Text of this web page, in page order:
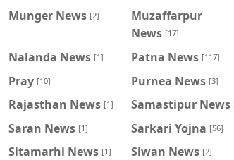
Munger News [2]
Muzaffarpur
News [17]
Nalanda News [1] Patna News [117]
Pray [10] Purnea News [3]
Rajasthan News [1] Samastipur News
Saran News [1] Sarkari Yojna [56]
Sitamarhi News [1] Siwan News [2]